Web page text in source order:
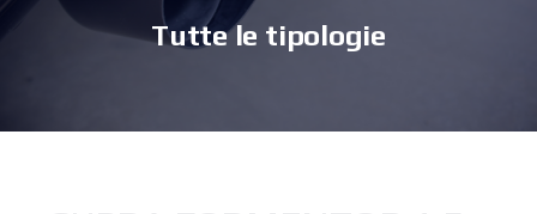
Tutte le tipologie